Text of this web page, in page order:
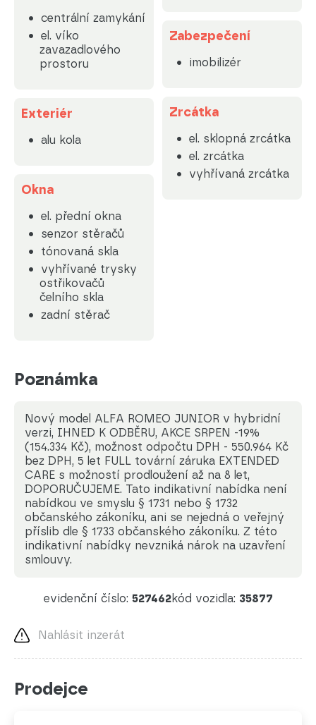
centrální zamykání
el. víko
zavazadlového
prostoru
Exteriér
alu kola
Okna
el. přední okna
senzor stěračů
tónovaná skla
vyhřívané trysky
ostřikovačů
čelního skla
zadní stěrač
Zabezpečení
imobilizér
Zrcátka
el. sklopná zrcátka
el. zrcátka
vyhřívaná zrcátka
Poznámka
Nový model ALFA ROMEO JUNIOR v hybridní
verzi, IHNED K ODBĚRU, AKCE SRPEN -19%
(154.334 Kč), možnost odpočtu DPH - 550.964 Kč
bez DPH, 5 let FULL tovární záruka EXTENDED
CARE s možností prodloužení až na 8 let,
DOPORUČUJEME. Tato indikativní nabídka není
nabídkou ve smyslu § 1731 nebo § 1732
občanského zákoníku, ani se nejedná o veřejný
příslib dle § 1733 občanského zákoníku. Z této
indikativní nabídky nevzniká nárok na uzavření
smlouvy.
evidenční číslo: 527462kód vozidla: 35877
Nahlásit inzerát
Prodejce